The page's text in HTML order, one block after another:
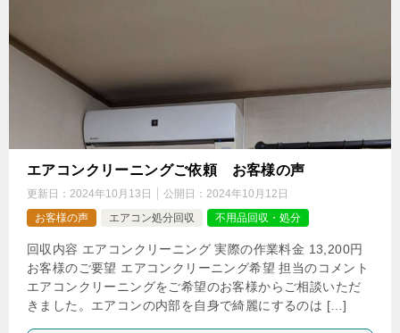
エアコンクリーニングご依頼 お客様の声
更新日： 2024年10月13日 公開日： 2024年10月12日
お客様の声
エアコン処分回収 不用品回収・処分
回収内容 エアコンクリーニング 実際の作業料金 13,200円
お客様のご要望 エアコンクリーニング希望 担当のコメント
エアコンクリーニングをご希望のお客様からご相談いただ
きました。エアコンの内部を自身で綺麗にするのは […]